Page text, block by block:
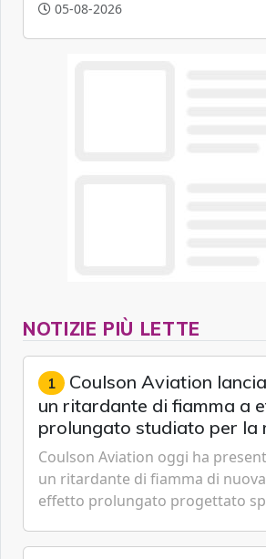
05-08-2026
NOTIZIE PIÙ LETTE
1 Coulson Aviation
un ritardante di fiamma a
prolungato studiato per la
lotta aerea contro gli
Coulson Aviation oggi ha
un ritardante di fiamma di
effetto prolungato progettato
missioni an...